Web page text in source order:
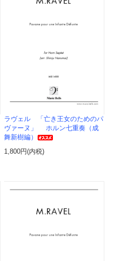
ラヴェル 「亡き王女のためのパ
ヴァーヌ」 ホルン七重奏（成
舞新樹編）
1,800円(内税)